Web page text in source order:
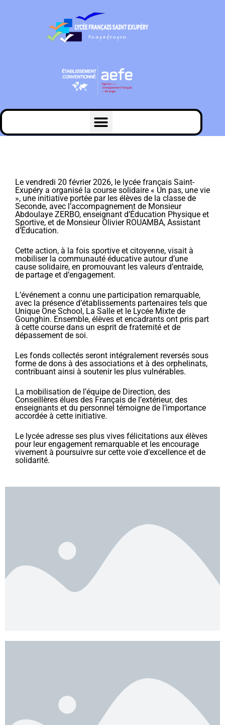
Le vendredi 20 février 2026, le lycée français Saint-
Exupéry a organisé la course solidaire « Un pas, une vie
», une initiative portée par les élèves de la classe de
Seconde, avec l’accompagnement de Monsieur
Abdoulaye ZERBO, enseignant d’Éducation Physique et
Sportive, et de Monsieur Olivier ROUAMBA, Assistant
d’Éducation.
Cette action, à la fois sportive et citoyenne, visait à
mobiliser la communauté éducative autour d’une
cause solidaire, en promouvant les valeurs d’entraide,
de partage et d’engagement.
L’événement a connu une participation remarquable,
avec la présence d’établissements partenaires tels que
Unique One School, La Salle et le Lycée Mixte de
Gounghin. Ensemble, élèves et encadrants ont pris part
à cette course dans un esprit de fraternité et de
dépassement de soi.
Les fonds collectés seront intégralement reversés sous
forme de dons à des associations et à des orphelinats,
contribuant ainsi à soutenir les plus vulnérables.
La mobilisation de l’équipe de Direction, des
Conseillères élues des Français de l’extérieur, des
enseignants et du personnel témoigne de l’importance
accordée à cette initiative.
Le lycée adresse ses plus vives félicitations aux élèves
pour leur engagement remarquable et les encourage
vivement à poursuivre sur cette voie d’excellence et de
solidarité.